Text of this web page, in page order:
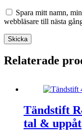
Spara mitt namn,
webbläsare till nästa
Skicka
Relaterade
Tändstift
tal & uppåt